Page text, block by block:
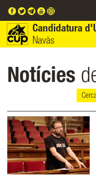
Candidatura
Navàs
Notícies